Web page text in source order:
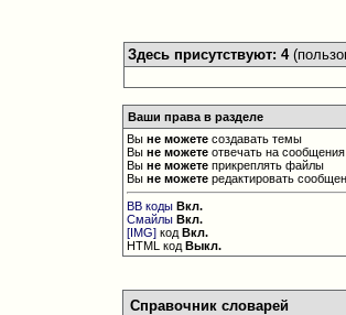
Здесь присутствуют: 4
Ваши права в разделе
Выне можете создавать темы
Выне можете отвечать на сообщения
Выне можете прикреплять файлы
Выне можете редактировать
BB коды Вкл.
Смайлы Вкл.
[IMG] кодВкл.
HTML кодВыкл.
Справочник словарей